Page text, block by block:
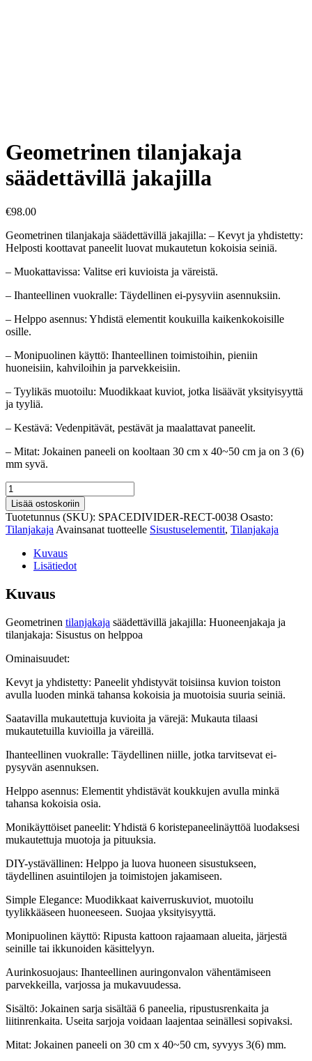
Geometrinen tilanjakaja
säädettävillä jakajilla
€98.00
Geometrinen tilanjakaja säädettävillä jakajilla: – Kevyt ja yhdistetty:
Helposti koottavat paneelit luovat mukautetun kokoisia seiniä.
– Muokattavissa: Valitse eri kuvioista ja väreistä.
– Ihanteellinen vuokralle: Täydellinen ei-pysyviin asennuksiin.
– Helppo asennus: Yhdistä elementit koukuilla kaikenkokoisille
osille.
– Monipuolinen käyttö: Ihanteellinen toimistoihin, pieniin
huoneisiin, kahviloihin ja parvekkeisiin.
– Tyylikäs muotoilu: Muodikkaat kuviot, jotka lisäävät yksityisyyttä
ja tyyliä.
– Kestävä: Vedenpitävät, pestävät ja maalattavat paneelit.
– Mitat: Jokainen paneeli on kooltaan 30 cm x 40~50 cm ja on 3 (6)
mm syvä.
Geometrinen
tilanjakaja
säädettävillä
jakajilla
määrä
Lisää ostoskoriin
Tuotetunnus (SKU): SPACEDIVIDER-RECT-0038 Osasto:
Tilanjakaja Avainsanat tuotteelle Sisustuselementit, Tilanjakaja
Kuvaus
Lisätiedot
Kuvaus
Geometrinen tilanjakaja säädettävillä jakajilla: Huoneenjakaja ja
tilanjakaja: Sisustus on helppoa
Ominaisuudet:
Kevyt ja yhdistetty: Paneelit yhdistyvät toisiinsa kuvion toiston
avulla luoden minkä tahansa kokoisia ja muotoisia suuria seiniä.
Saatavilla mukautettuja kuvioita ja värejä: Mukauta tilaasi
mukautetuilla kuvioilla ja väreillä.
Ihanteellinen vuokralle: Täydellinen niille, jotka tarvitsevat ei-
pysyvän asennuksen.
Helppo asennus: Elementit yhdistävät koukkujen avulla minkä
tahansa kokoisia osia.
Monikäyttöiset paneelit: Yhdistä 6 koristepaneelinäyttöä luodaksesi
mukautettuja muotoja ja pituuksia.
DIY-ystävällinen: Helppo ja luova huoneen sisustukseen,
täydellinen asuintilojen ja toimistojen jakamiseen.
Simple Elegance: Muodikkaat kaiverruskuviot, muotoilu
tyylikkääseen huoneeseen. Suojaa yksityisyyttä.
Monipuolinen käyttö: Ripusta kattoon rajaamaan alueita, järjestä
seinille tai ikkunoiden käsittelyyn.
Aurinkosuojaus: Ihanteellinen auringonvalon vähentämiseen
parvekkeilla, varjossa ja mukavuudessa.
Sisältö: Jokainen sarja sisältää 6 paneelia, ripustusrenkaita ja
liitinrenkaita. Useita sarjoja voidaan laajentaa seinällesi sopivaksi.
Mitat: Jokainen paneeli on 30 cm x 40~50 cm, syvyys 3(6) mm.